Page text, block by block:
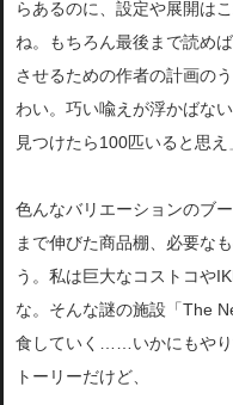
らあるのに、設定や展開は
ね。もちろん最後まで読め
させるための作者の計画の
わい。巧い喩えが浮かばな
見つけたら100匹いると思
色んなバリエーションのブ
まで伸びた商品棚、必要な
う。私は巨大なコストコや
な。そんな謎の施設「The
食していく……いかにもやり
トーリーだけど、